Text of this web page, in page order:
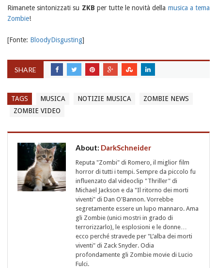
Rimanete sintonizzati su ZKB per tutte le novità della musica a tema
Zombie!
[Fonte: BloodyDisgusting]
SHARE
TAGS MUSICA NOTIZIE MUSICA
ZOMBIE NEWS
ZOMBIE VIDEO
About: DarkSchneider
Reputa "Zombi" di Romero, il miglior film
horror di tutti i tempi. Sempre da piccolo fu
influenzato dal videoclip "Thriller" di
Michael Jackson e da "Il ritorno dei morti
viventi" di Dan O'Bannon. Vorrebbe
segretamente essere un lupo mannaro. Ama
gli Zombie (unici mostri in grado di
terrorizzarlo), le esplosioni e le donne…
ecco perché stravede per "L’alba dei morti
viventi" di Zack Snyder. Odia
profondamente gli Zombie movie di Lucio
Fulci.